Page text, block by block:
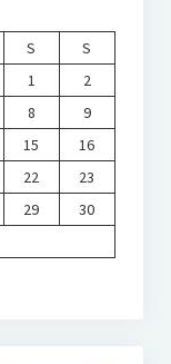
S
S
1
2
8
9
15
16
22
23
29
30